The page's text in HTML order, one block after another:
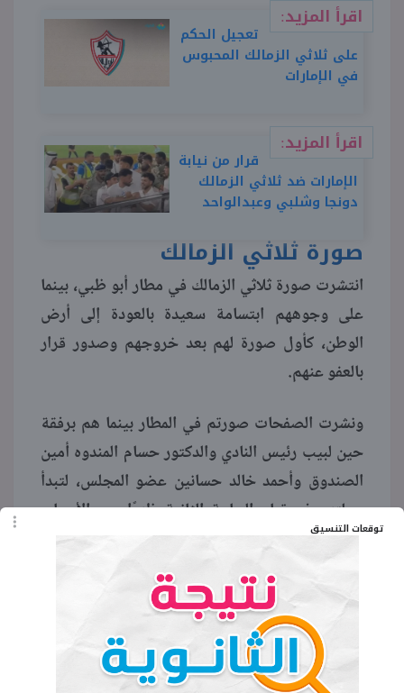
توقعات التنسيق
اقرأ المزيد:
تعجيل الحكم
على ثلاثي الزمالك المحبوس
في الإمارات
اقرأ المزيد:
قرار من نيابة
الإمارات ضد ثلاثي الزمالك
دونجا وشلبي وعبدالواحد
صورة ثلاثي الزمالك
انتشرت صورة ثلاثي الزمالك في مطار أبو ظبي، بينما
على وجوههم ابتسامة سعيدة بالعودة إلى أرض
الوطن، كأول صورة لهم بعد خروجهم وصدور قرار
بالعفو عنهم.
ونشرت الصفحات صورتم في المطار بينما هم برفقة
حين لبيب رئيس النادي والدكتور حسام المندوه أمين
الصندوق وأحمد خالد حسانين عضو المجلس، لتبدأ
رحلتهم في تمام الساعة الثانية ظهرًا يوم الأربعاء،
ليصلوا في تمام الساعة الخامسة مساء اليوم.
وقد كانت أزمة ثلاثي الزمالك نتيجة اتهامهم بالتعدي
على فرد أمن من أحد الأفراد المنظمين لماراة الزمالك
وبيراميدز، في السوبر المصري، والتي قامت في
الإمارات.